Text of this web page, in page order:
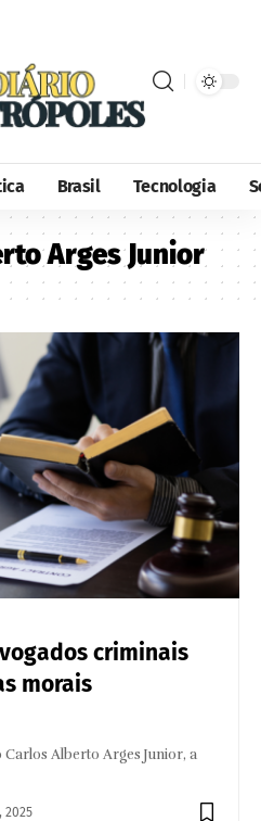
Brasil Tecnologia
Arges Junior
criminais
morais
Alberto Arges Junior, a
2025